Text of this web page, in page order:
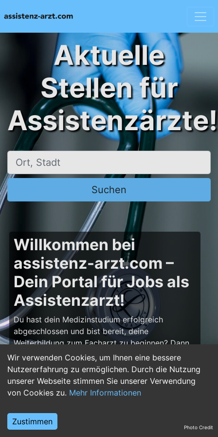
Wir verwenden Cookies, um Ihnen eine bessere
Nutzererfahrung zu ermöglichen. Durch die Nutzung
unserer Webseite stimmen Sie unserer Verwendung
von Cookies zu. Mehr Informationen
Zustimmen
Aktuelle
Stellen für
Assistenzärzte!
Ort, Stadt
Suchen
Willkommen bei
assistenz-arzt.com –
Dein Portal für Jobs als
Assistenzarzt!
Du hast dein Medizinstudium erfolgreich
abgeschlossen und bist bereit, deine
Weiterbildung zum Facharzt zu beginnen? Dann
bist du aufassistenz-arzt.comgenau richtig!
Hier findest du zahlreiche Stellenangebote für
Assistenzärzte in allen Fachrichtungen – von der
Inneren Medizin über die Chirurgie bis hin zur
deine Karriere im Arztberuf und finde die
passende Klinik oder Praxis für deinen nächstenPhoto Credit